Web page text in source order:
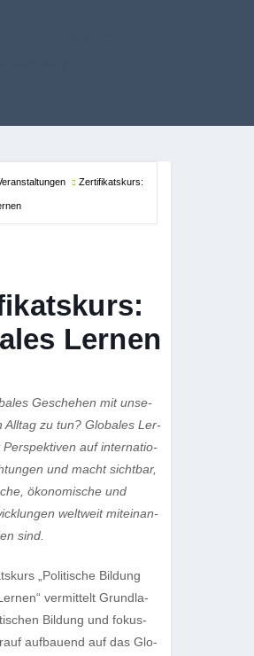
Zertifikatskurs:
Lernen
Gesche­hen mit unse­
All­tag zu tun? Glo­ba­les Ler­
Per­spek­ti­ven auf inter­na­tio­
und macht sicht­bar,
öko­no­mi­sche und
welt­weit mit­ein­an­
sind.
„Poli­ti­sche Bil­dung
ver­mit­telt Grund­la­
Bil­dung und fokus­
auf­bau­end auf das Glo­